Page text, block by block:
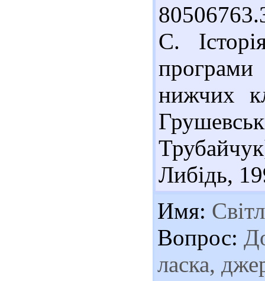
С.
нижчих
Либідь,
Имя:
Вопрос:
ласка,